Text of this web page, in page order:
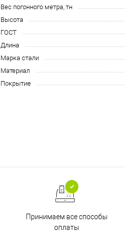
Вес погонного метра, тн
Высота
ГОСТ
Длина
Марка стали
Материал
Покрытие
Принимаем все способы
оплаты